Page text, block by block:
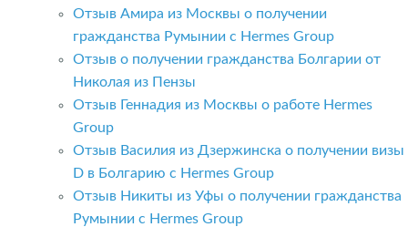
Отзыв Амира из Москвы о получении
гражданства Румынии с Hermes Group
Отзыв о получении гражданства Болгарии от
Николая из Пензы
Отзыв Геннадия из Москвы о работе Hermes
Group
Отзыв Василия из Дзержинска о получении визы
D в Болгарию с Hermes Group
Отзыв Никиты из Уфы о получении гражданства
Румынии с Hermes Group